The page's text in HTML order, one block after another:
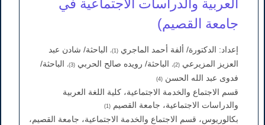
العربية والدراسات الاجتماعية في
جامعة القصيم)
إعداد: الدكتورة/ ألفة أحمد الماجري (1)،
الباحثة/ شادن عبد
العزيز المزيرعي (2)، الباحثة/ رويده صالح الحربي (3)،
الباحثة/
فدوى عبد الله الحسن (4)
قسم الاجتماع والخدمة الاجتماعية، كلية اللغة العربية
والدراسات الاجتماعية، جامعة القصيم (1)
بكالوريوس، قسم الاجتماع والخدمة الاجتماعية، جامعة القصيم،